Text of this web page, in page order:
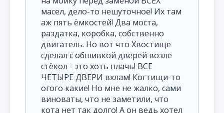
масел, дело-то нешуточное! Их там
аж пять ёмкостей! Два моста,
раздатка, коробка, собственно
двигатель. Но вот что Хвостище
сделал с обшивкой дверей возле
стёкол - это хоть плачь! ВСЕ
ЧЕТЫРЕ ДВЕРИ вхлам! Когтищи-то
огого какие! Но мне не жалко, сами
виноваты, что не заметили, что
кота нет так долго! А он ведь хотел